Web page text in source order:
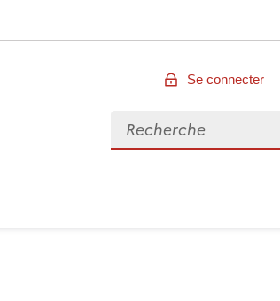
Se connecter
Rechercher des données